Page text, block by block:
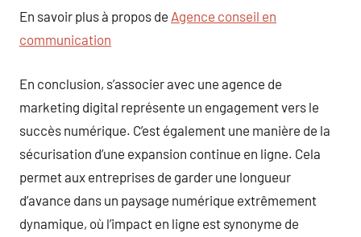
En savoir plus à propos de Agence conseil en
communication
En conclusion, s’associer avec une agence de
marketing digital représente un engagement vers le
succès numérique. C’est également une manière de la
sécurisation d’une expansion continue en ligne. Cela
permet aux entreprises de garder une longueur
d’avance dans un paysage numérique extrêmement
dynamique, où l’impact en ligne est synonyme de